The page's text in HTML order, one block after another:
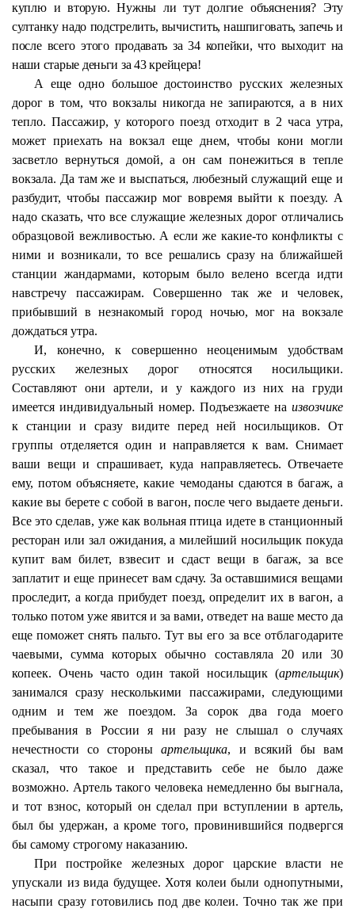
куплю и вторую. Нужны ли тут долгие объяснения? Эту
султанку надо подстрелить, вычистить, нашпиговать, запечь и
после всего этого продавать за 34 копейки, что выходит на
наши старые деньги за 43 крейцера!
А еще одно большое достоинство русских железных
дорог в том, что вокзалы никогда не запираются, а в них
тепло. Пассажир, у которого поезд отходит в 2 часа утра,
может приехать на вокзал еще днем, чтобы кони могли
засветло вернуться домой, а он сам понежиться в тепле
вокзала. Да там же и выспаться, любезный служащий еще и
разбудит, чтобы пассажир мог вовремя выйти к поезду. А
надо сказать, что все служащие железных дорог отличались
образцовой вежливостью. А если же какие-то конфликты с
ними и возникали, то все решались сразу на ближайшей
станции жандармами, которым было велено всегда идти
навстречу пассажирам. Совершенно так же и человек,
прибывший в незнакомый город ночью, мог на вокзале
дождаться утра.
И, конечно, к совершенно неоценимым удобствам
русских железных дорог относятся носильщики.
Составляют они артели, и у каждого из них на груди
имеется индивидуальный номер. Подъезжаете на извозчике
к станции и сразу видите перед ней носильщиков. От
группы отделяется один и направляется к вам. Снимает
ваши вещи и спрашивает, куда направляетесь. Отвечаете
ему, потом объясняете, какие чемоданы сдаются в багаж, а
какие вы берете с собой в вагон, после чего выдаете деньги.
Все это сделав, уже как вольная птица идете в станционный
ресторан или зал ожидания, а милейший носильщик покуда
купит вам билет, взвесит и сдаст вещи в багаж, за все
заплатит и еще принесет вам сдачу. За оставшимися вещами
проследит, а когда прибудет поезд, определит их в вагон, а
только потом уже явится и за вами, отведет на ваше место да
еще поможет снять пальто. Тут вы его за все отблагодарите
чаевыми, сумма которых обычно составляла 20 или 30
копеек. Очень часто один такой носильщик (артельщик)
занимался сразу несколькими пассажирами, следующими
одним и тем же поездом. За сорок два года моего
пребывания в России я ни разу не слышал о случаях
нечестности со стороныартельщика, и всякий бы вам
сказал, что такое и представить себе не было даже
возможно. Артель такого человека немедленно бы выгнала,
и тот взнос, который он сделал при вступлении в артель,
был бы удержан, а кроме того, провинившийся подвергся
бы самому строгому наказанию.
При постройке железных дорог царские власти не
упускали из вида будущее. Хотя колеи были однопутными,
насыпи сразу готовились под две колеи. Точно так же при